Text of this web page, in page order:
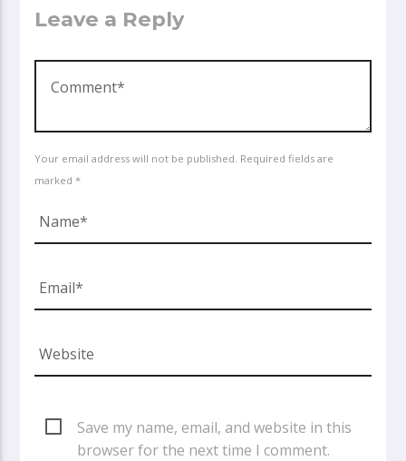
Leave a Reply
Your email address will not be published. Required fields are
marked *
Save my name, email, and website in this
browser for the next time I comment.